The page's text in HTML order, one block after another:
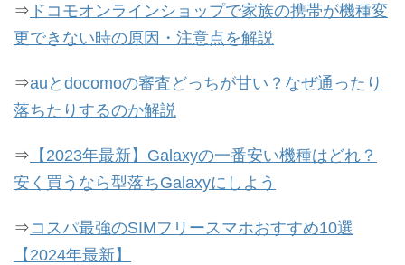
⇒ ドコモオンラインショップで家族の携帯が機種変
更できない時の原因・注意点を解説
⇒auとdocomoの審査どっちが甘い？なぜ通ったり
落ちたりするのか解説
⇒ 【2023年最新】Galaxyの一番安い機種はどれ？
安く買うなら型落ちGalaxyにしよう
⇒コスパ最強のSIMフリースマホおすすめ10選
【2024年最新】